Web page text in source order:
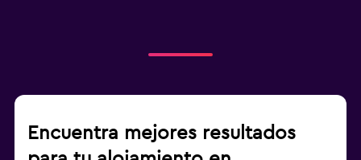
Encuentra mejores resultados